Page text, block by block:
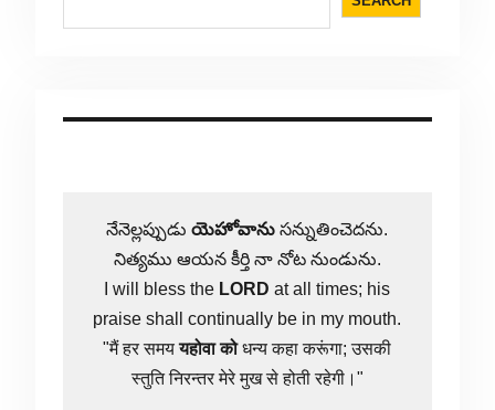
నేనెల్లప్పుడుయెహోవాను సన్నుతించెదను.
నిత్యము ఆయన కీర్తి నా నోట నుండును.
I will bless the LORD at all times; his
praise shall continually be in my mouth.
"मैं हर समययहोवा कोधन्य कहा करूंगा; उसकी
स्तुति निरन्तर मेरे मुख से होती रहेगी।"